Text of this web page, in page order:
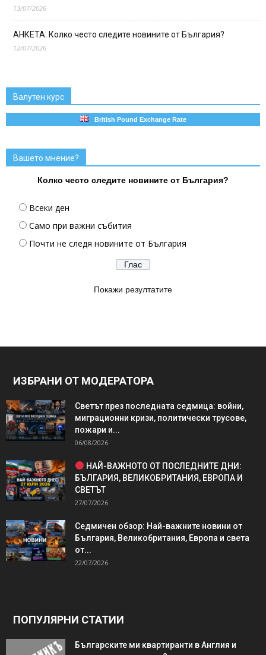
13/07/2026
АНКЕТА: Колко често следите новините от България?
12/07/2026
Валутен курс
British Pound Exchange Rate
Вашето мнение?
Колко често следите новините от България?
Всеки ден
Само при важни събития
Почти не следя новините от България
Покажи резултатите
ИЗБРАНИ ОТ МОДЕРАТОРА
Светът през последната седмица: войни,
миграционни кризи, политически трусове,
пожари и...
06/08/2026
НАЙ-ВАЖНОТО ОТ ПОСЛЕДНИТЕ ДНИ:
БЪЛГАРИЯ, ВЕЛИКОБРИТАНИЯ, ЕВРОПА И
СВЕТЪТ
27/07/2026
Седмичен обзор: Най-важните новини от
България, Великобритания, Европа и света
от...
22/07/2026
ПОПУЛЯРНИ СТАТИИ
Българските ми квартиранти в Англия и